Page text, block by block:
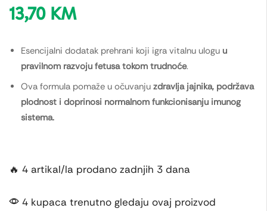
13,70 KM
Esencijalni dodatak prehrani koji igra vitalnu ulogu u
pravilnom razvoju fetusa tokom trudnoće.
Ova formula pomaže u očuvanju zdravlja jajnika, podržava
plodnost i doprinosi normalnom funkcionisanju imunog
sistema.
🔥 4 artikal/la prodano zadnjih 3 dana
4 kupaca trenutno gledaju ovaj proizvod